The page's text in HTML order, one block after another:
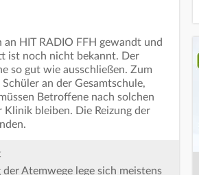
HIT RADIO FFH gewandt und
ist noch nicht bekannt. Der
so gut wie ausschließen. Zum
an der Gesamtschule,
Betroffene nach solchen
bleiben. Die Reizung der
Atemwege lege sich meistens